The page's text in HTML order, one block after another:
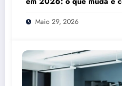
das Finanças pode ajudar
Maio 29, 2026